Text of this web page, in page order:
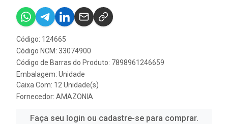
Código: 124665
Código NCM: 33074900
Código de Barras do Produto: 7898961246659
Embalagem: Unidade
Caixa Com: 12 Unidade(s)
Fornecedor: AMAZONIA
Faça seu login ou cadastre-se para comprar.